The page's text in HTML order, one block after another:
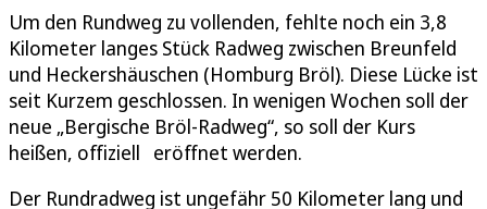
Um den Rundweg zu vollenden, fehlte noch ein 3,8
Kilometer langes Stück Radweg zwischen Breunfeld
und Heckershäuschen (Homburg Bröl). Diese Lücke ist
seit Kurzem geschlossen. In wenigen Wochen soll der
neue „Bergische Bröl-Radweg“, so soll der Kurs
heißen, offiziell eröffnet werden.
Der Rundradweg ist ungefähr 50 Kilometer lang und